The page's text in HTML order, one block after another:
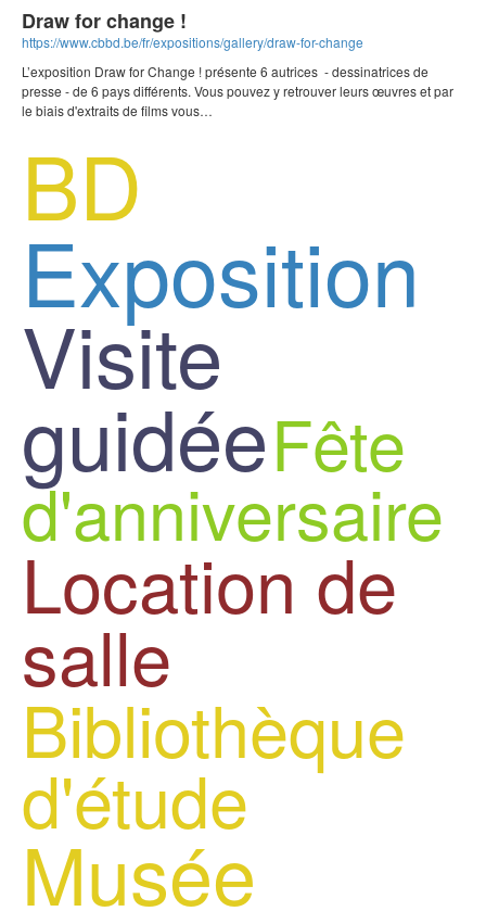
Draw for change !
https://www.cbbd.be/fr/expositions/gallery/draw-for-change
L’exposition Draw for Change ! présente 6 autrices - dessinatrices de
presse - de 6 pays différents. Vous pouvez y retrouver leurs œuvres et par
le biais d'extraits de films vous…
BD
Exposition
Visite
guidéeFête
d'anniversaire
Location de
salle
Bibliothèque
d'étude
Musée